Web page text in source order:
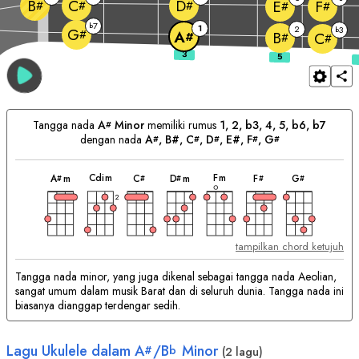
G#
b7
A# 1 B# 2 C#
b3
B# C# D# E# F#
Tangga nada A# Minor memiliki rumus 1, 2, b3, 4, 5, b6, b7
dengan nada A#, B#, C#, D#, E#, F#, G#
A#m
chord
Cdim
chord
2
C#
chord
D#m
chord
Fm
chord
F#
chord
G#
chord
tampilkan chord ketujuh
Tangga nada minor, yang juga dikenal sebagai tangga nada Aeolian,
sangat umum dalam musik Barat dan di seluruh dunia. Tangga nada ini
biasanya dianggap terdengar sedih.
Lagu Ukulele dalam A#/Bb Minor (2 lagu)